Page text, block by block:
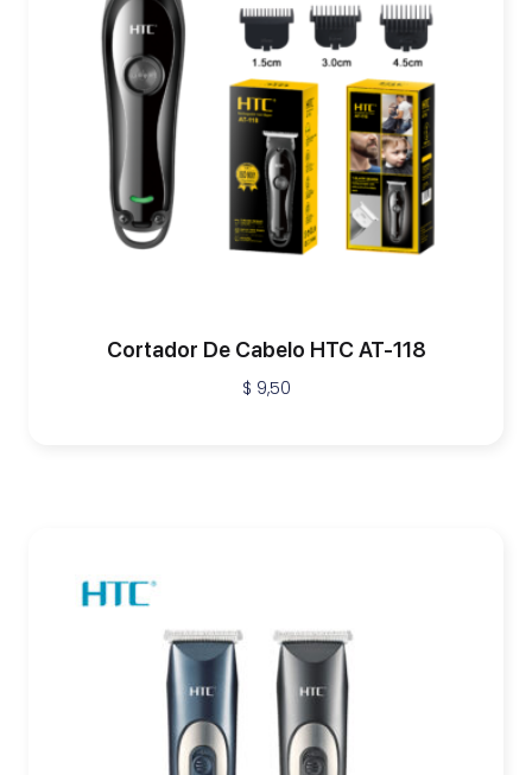
Cortador De Cabelo HTC AT-118
$ 9,50